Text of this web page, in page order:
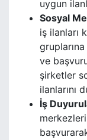
uygun
Sosyal
iş ilanları
ve
şirketler
ilanlarını
İş